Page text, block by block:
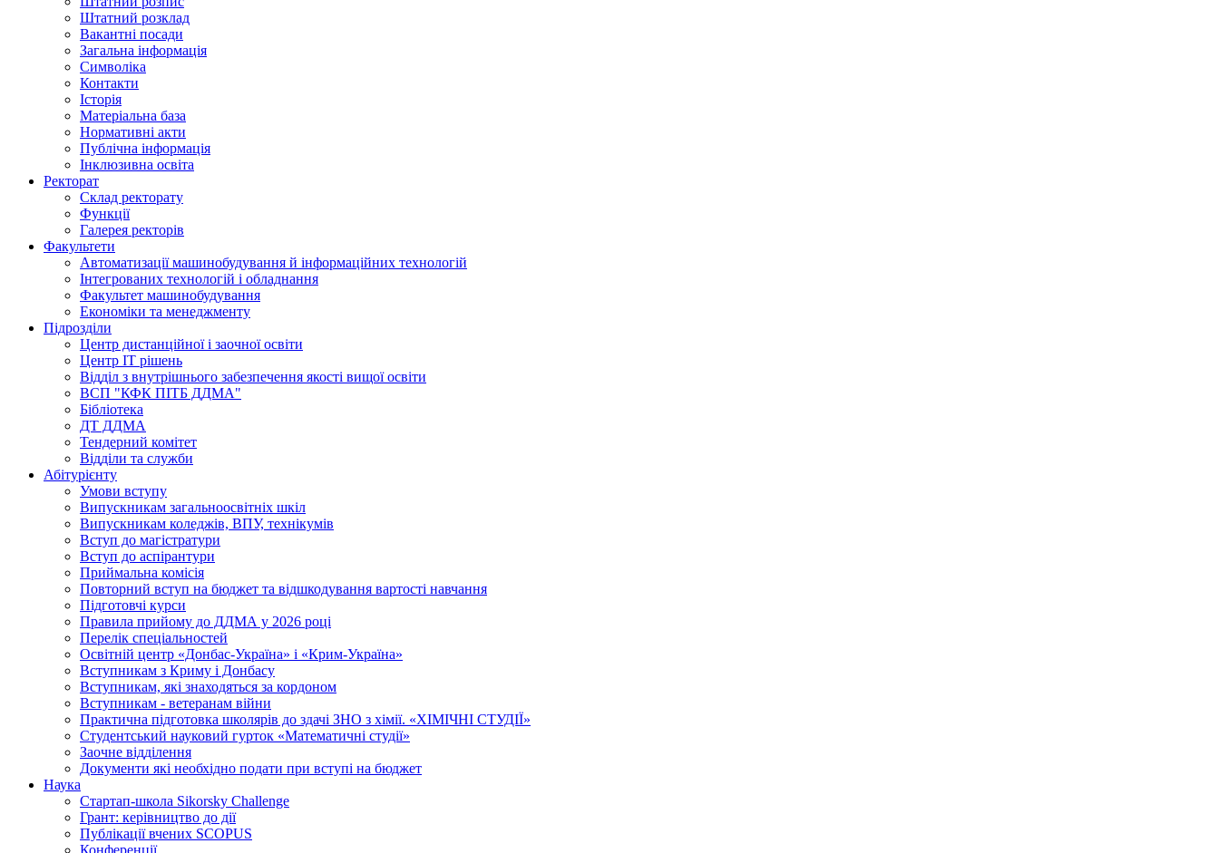
Штатний розклад
Вакантні посади
Загальна інформація
Символіка
Контакти
Історія
Матеріальна база
Нормативні акти
Публічна інформація
Інклюзивна освіта
Ректорат
Склад ректорату
Функції
Галерея ректорів
Факультети
Автоматизації машинобудування й інформаційних технологій
Інтегрованих технологій і обладнання
Факультет машинобудування
Економіки та менеджменту
Підрозділи
Центр дистанційної і заочної освіти
Центр ІТ рішень
Відділ з внутрішнього забезпечення якості вищої освіти
ВСП "КФК ПІТБ ДДМА"
Бібліотека
ДТ ДДМА
Тендерний комітет
Відділи та служби
Абітурієнту
Умови вступу
Випускникам загальноосвітніх шкіл
Випускникам коледжів, ВПУ, технікумів
Вступ до магістратури
Вступ до аспірантури
Приймальна комісія
Повторний вступ на бюджет та відшкодування вартості навчання
Підготовчі курси
Правила прийому до ДДМА у 2026 році
Перелік спеціальностей
Освітній центр «Донбас-Україна» і «Крим-Україна»
Вступникам з Криму і Донбасу
Вступникам, які знаходяться за кордоном
Вступникам - ветеранам війни
Практична підготовка школярів до здачі ЗНО з хімії. «ХІМІЧНІ СТУДІЇ»
Студентський науковий гурток «Математичні студії»
Заочне відділення
Документи які необхідно подати при вступі на бюджет
Наука
Стартап-школа Sikorsky Challenge
Грант: керівництво до дії
Публікації вчених SCOPUS
Конференції